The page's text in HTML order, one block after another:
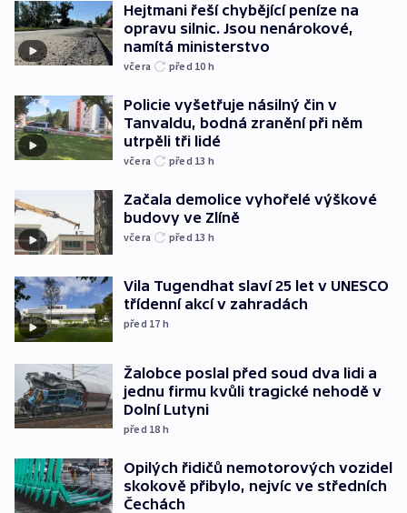
Hejtmani řeší chybějící peníze na
opravu silnic. Jsou nenárokové,
namítá ministerstvo
včera před 10 h
Policie vyšetřuje násilný čin v
Tanvaldu, bodná zranění při něm
utrpěli tři lidé
včera před 13 h
Začala demolice vyhořelé výškové
budovy ve Zlíně
včera před 13 h
Vila Tugendhat slaví 25 let v UNESCO
třídenní akcí v zahradách
před 17 h
Žalobce poslal před soud dva lidi a
jednu firmu kvůli tragické nehodě v
Dolní Lutyni
před 18 h
Opilých řidičů nemotorových vozidel
skokově přibylo, nejvíc ve středních
Čechách